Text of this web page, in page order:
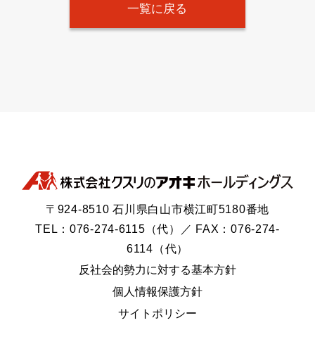
一覧に戻る
〒924-8510 石川県白山市横江町5180番地
TEL：076-274-6115（代）／ FAX：076-274-
6114（代）
反社会的勢力に対する基本方針
個人情報保護方針
サイトポリシー